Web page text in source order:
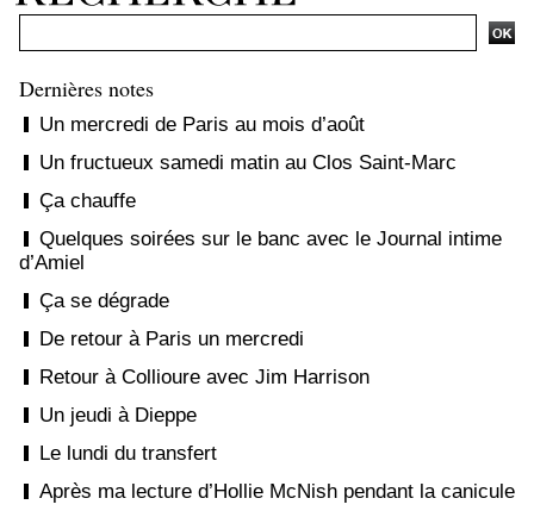
Dernières notes
Un mercredi de Paris au mois d’août
Un fructueux samedi matin au Clos Saint-Marc
Ça chauffe
Quelques soirées sur le banc avec le Journal intime
d’Amiel
Ça se dégrade
De retour à Paris un mercredi
Retour à Collioure avec Jim Harrison
Un jeudi à Dieppe
Le lundi du transfert
Après ma lecture d’Hollie McNish pendant la canicule